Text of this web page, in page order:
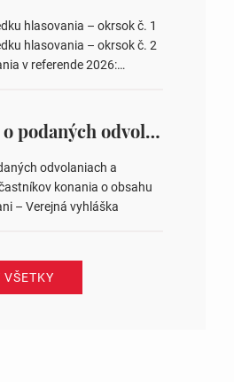
poslancov obecných
4. Schválenie odpredaja
–…
hlasovania – okrsok č. 1
hlasovania – okrsok č. 2
v referende 2026:
Oznámenie o podaných odvolaniach a upovedomenie účastníkov konania o obsahu podaných odvolani – Verejná vyhláška
odvolaniach a
konania o obsahu
– Verejná vyhláška